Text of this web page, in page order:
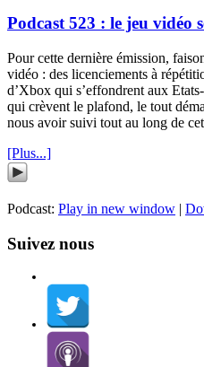
Podcast 523 : le jeu vidéo
Pour cette dernière émission,
vidéo : des licenciements à
d’Xbox qui s’effondrent aux
qui crèvent le plafond, le tout
nous avoir suivi tout au long de
[Plus...]
Podcast: Play in new window |
Suivez nous